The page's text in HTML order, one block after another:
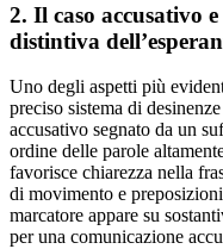
2. Il caso accusativo
distintiva
Uno degli aspetti più
preciso sistema di
accusativo segnato da un
ordine delle parole
favorisce chiarezza nella
di movimento e
marcatore appare su
per una comunicazione